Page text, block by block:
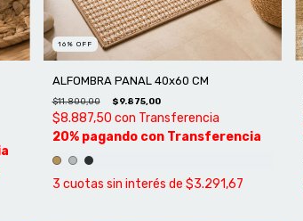
16 % OFF
ALFOMBRA PANAL 40x60 CM
$11.800,00 $9.875,00
$8.887,50 con Transferencia
3 cuotas sin interés de $3.291,67